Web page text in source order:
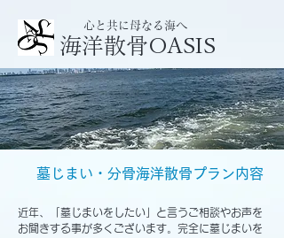
心と共に母なる海へ
​海洋散骨OASIS
墓じまい・分骨海洋散骨プラン内容
近年、「墓じまいをしたい」と言うご相談やお声を
お聞きする事が多くございます。完全に墓じまいを